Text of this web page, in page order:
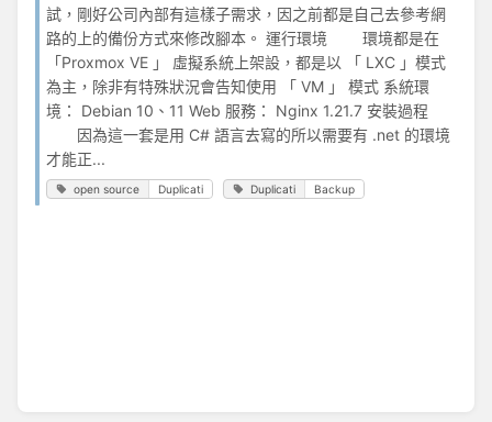
試，剛好公司內部有這樣子需求，因之前都是自己去參考網
路的上的備份方式來修改腳本。 運行環境 環境都是在
「Proxmox VE 」 虛擬系統上架設，都是以 「 LXC 」模式
為主，除非有特殊狀況會告知使用 「 VM 」 模式 系統環
境： Debian 10、11 Web 服務： Nginx 1.21.7 安裝過程
因為這一套是用 C# 語言去寫的所以需要有 .net 的環境
才能正...
open source Duplicati Duplicati Backup